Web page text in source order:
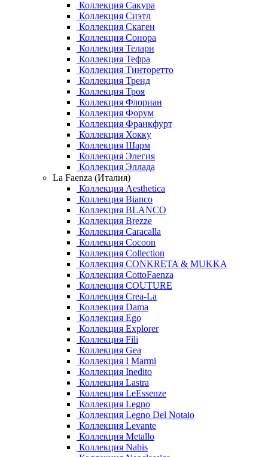
Коллекция Сакура
Коллекция Сиэтл
Коллекция Скаген
Коллекция Сонора
Коллекция Телари
Коллекция Тефра
Коллекция Тинторетто
Коллекция Тренд
Коллекция Троя
Коллекция Флориан
Коллекция Форум
Коллекция Франкфурт
Коллекция Хокку
Коллекция Шарм
Коллекция Элегия
Коллекция Эллада
La Faenza (Италия)
Коллекция Aesthetica
Коллекция Bianco
Коллекция BLANCO
Коллекция Brezze
Коллекция Caracalla
Коллекция Cocoon
Коллекция Collection
Коллекция CONKRETA & MUKKA
Коллекция CottoFaenza
Коллекция COUTURE
Коллекция Crea-La
Коллекция Dama
Коллекция Ego
Коллекция Explorer
Коллекция Fili
Коллекция Gea
Коллекция I Marmi
Коллекция Inedito
Коллекция Lastra
Коллекция LeEssenze
Коллекция Legno
Коллекция Legno Del Notaio
Коллекция Levante
Коллекция Metallo
Коллекция Nabis